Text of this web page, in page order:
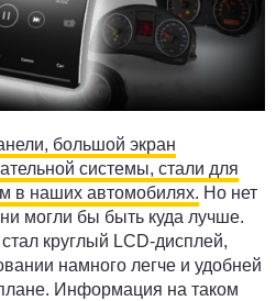
большой экран
системы, стали для
в наших автомобилях. Но нет
могли бы быть куда лучше.
круглый LCD-дисплей,
намного легче и удобней
Информация на таком